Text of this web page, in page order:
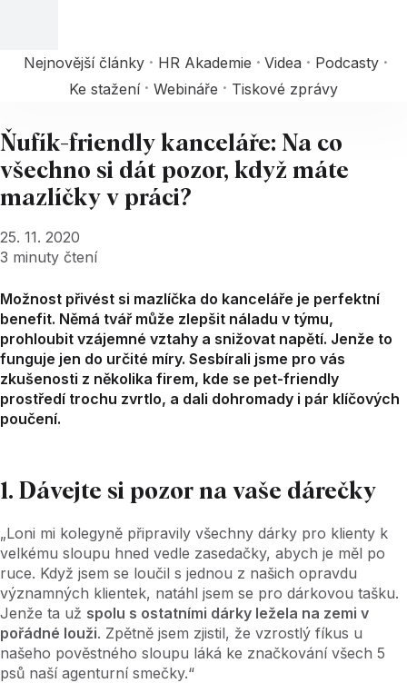
Nejnovější články HR Akademie Videa
Podcasty
Ke stažení
Webináře Tiskové zprávy
Ňufík-friendly kanceláře: Na co
všechno si dát pozor, když máte
mazlíčky v práci?
25. 11. 2020
3 minuty čtení
Možnost přivést si mazlíčka do kanceláře je perfektní
benefit. Němá tvář může zlepšit náladu v týmu,
prohloubit vzájemné vztahy a snižovat napětí. Jenže to
funguje jen do určité míry. Sesbírali jsme pro vás
zkušenosti z několika firem, kde se pet-friendly
prostředí trochu zvrtlo, a dali dohromady i pár klíčových
poučení.
1. Dávejte si pozor na vaše dárečky
„Loni mi kolegyně připravily všechny dárky pro klienty k
velkému sloupu hned vedle zasedačky, abych je měl po
ruce. Když jsem se loučil s jednou z našich opravdu
významných klientek, natáhl jsem se pro dárkovou tašku.
Jenže ta už spolu s ostatními dárky ležela na zemi v
pořádné louži. Zpětně jsem zjistil, že vzrostlý fíkus u
našeho pověstného sloupu láká ke značkování všech 5
psů naší agenturní smečky.“